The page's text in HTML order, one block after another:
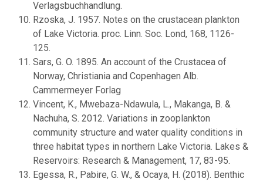
Verlagsbuchhandlung.
Rzoska, J. 1957. Notes on the crustacean plankton
of Lake Victoria. proc. Linn. Soc. Lond, 168, 1126-
125.
Sars, G. O. 1895. An account of the Crustacea of
Norway, Christiania and Copenhagen Alb.
Cammermeyer Forlag
Vincent, K., Mwebaza-Ndawula, L., Makanga, B. &
Nachuha, S. 2012. Variations in zooplankton
community structure and water quality conditions in
three habitat types in northern Lake Victoria. Lakes &
Reservoirs: Research & Management, 17, 83-95.
Egessa, R., Pabire, G. W., & Ocaya, H. (2018). Benthic